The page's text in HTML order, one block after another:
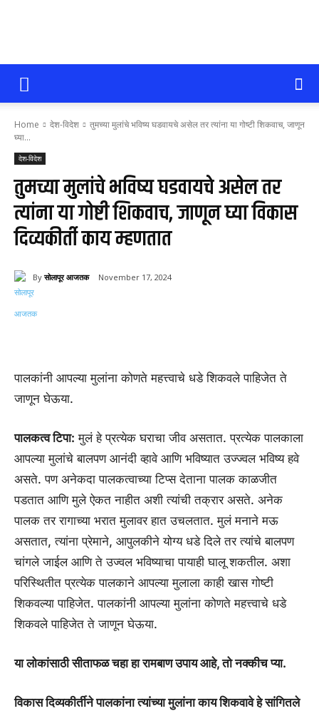
सोलापूर
आजतक
Home देश-विदेश
तुमच्या मुलांचे भविष्य घडवायचे असेल तर त्यांना या गोष्टी शिकवाच, जाणून
घ्या...
देश-विदेश
तुमच्या मुलांचे भविष्य घडवायचे असेल तर
त्यांना या गोष्टी शिकवाच, जाणून घ्या विकास
दिव्यकीर्ती काय म्हणतात
By सोलापूर आजतक November 17, 2024
पालकांनी आपल्या मुलांना कोणते महत्त्वाचे धडे शिकवले पाहिजेत ते
जाणून घेऊया.
पालकत्व टिपा: मुलं हे प्रत्येक घराचा जीव असतात. प्रत्येक पालकाला
आपल्या मुलांचे बालपण आनंदी व्हावे आणि भविष्यात उज्ज्वल भविष्य हवे
असते. पण अनेकदा पालकत्वाच्या टिप्स देताना पालक काळजीत
पडतात आणि मुले ऐकत नाहीत अशी त्यांची तक्रार असते. अनेक
पालक तर रागाच्या भरात मुलावर हात उचलतात. मुलं मनाने मऊ
असतात, त्यांना प्रेमाने, आपुलकीने योग्य धडे दिले तर त्यांचे बालपण
चांगले जाईल आणि ते उज्वल भविष्याचा पायाही घालू शकतील. अशा
परिस्थितीत प्रत्येक पालकाने आपल्या मुलाला काही खास गोष्टी
शिकवल्या पाहिजेत. पालकांनी आपल्या मुलांना कोणते महत्त्वाचे धडे
शिकवले पाहिजेत ते जाणून घेऊया.
या लोकांसाठी सीताफळ चहा हा रामबाण उपाय आहे, तो नक्कीच प्या.
विकास दिव्यकीर्तीने पालकांना त्यांच्या मुलांना काय शिकवावे हे सांगितले